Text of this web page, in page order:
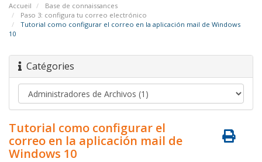
Accueil
Base de connaissances
Paso 3: configura tu correo electrónico
Tutorial como configurar el correo en la aplicación mail de Windows
10
Catégories
Tutorial como configurar el
correo en la aplicación mail de
Windows 10